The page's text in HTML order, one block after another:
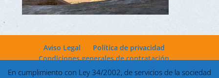
Aviso Legal
Política de privacidad
Condiciones generales de contratación
En cumplimiento con Ley 34/2002, de servicios de la sociedad